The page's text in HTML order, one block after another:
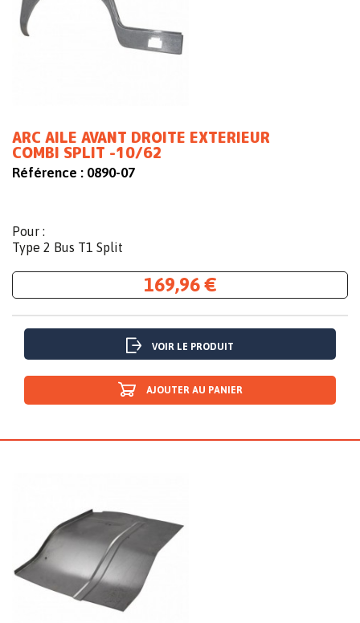
ARC AILE AVANT DROITE EXTERIEUR
COMBI SPLIT -10/62
Référence : 0890-07
Pour :
Type 2 Bus T1 Split
169,96 €
VOIR LE PRODUIT
AJOUTER AU PANIER